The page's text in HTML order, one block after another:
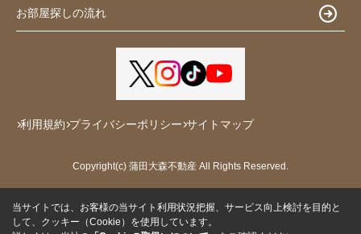
お部屋探しの流れ
利用規約 プライバシーポリシー サイトマップ
Copyright(c) 蒲田大森不動産 All Rights Reserved.
当サイトでは、お客様の当サイト利用状況把握、サービス向上検討を目的と
して、クッキー（Cookie）を使用しています。